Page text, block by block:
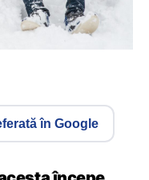
în Google